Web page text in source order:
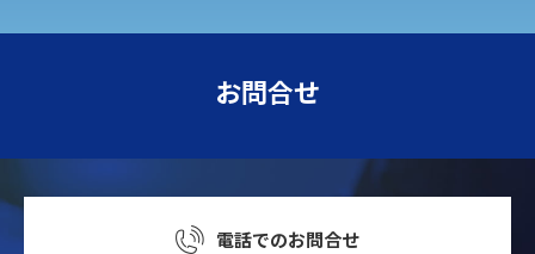
お問合せ
電話でのお問合せ